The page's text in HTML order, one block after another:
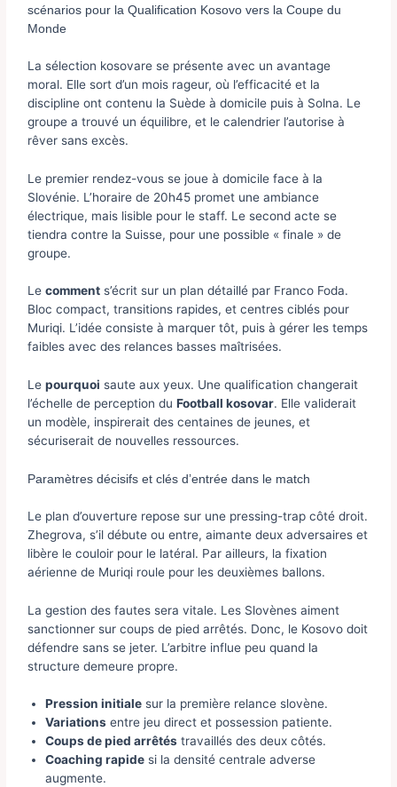
scénarios pour la Qualification Kosovo vers la Coupe du
Monde
La sélection kosovare se présente avec un avantage
moral. Elle sort d’un mois rageur, où l’efficacité et la
discipline ont contenu la Suède à domicile puis à Solna. Le
groupe a trouvé un équilibre, et le calendrier l’autorise à
rêver sans excès.
Le premier rendez-vous se joue à domicile face à la
Slovénie. L’horaire de 20h45 promet une ambiance
électrique, mais lisible pour le staff. Le second acte se
tiendra contre la Suisse, pour une possible « finale » de
groupe.
Lecomment s’écrit sur un plan détaillé par Franco Foda.
Bloc compact, transitions rapides, et centres ciblés pour
Muriqi. L’idée consiste à marquer tôt, puis à gérer les temps
faibles avec des relances basses maîtrisées.
Lepourquoi saute aux yeux. Une qualification changerait
l’échelle de perception duFootball kosovar. Elle validerait
un modèle, inspirerait des centaines de jeunes, et
sécuriserait de nouvelles ressources.
Paramètres décisifs et clés d’entrée dans le match
Le plan d’ouverture repose sur une pressing-trap côté droit.
Zhegrova, s’il débute ou entre, aimante deux adversaires et
libère le couloir pour le latéral. Par ailleurs, la fixation
aérienne de Muriqi roule pour les deuxièmes ballons.
La gestion des fautes sera vitale. Les Slovènes aiment
sanctionner sur coups de pied arrêtés. Donc, le Kosovo doit
défendre sans se jeter. L’arbitre influe peu quand la
structure demeure propre.
Pression initiale sur la première relance slovène.
Variations entre jeu direct et possession patiente.
Coups de pied arrêtés travaillés des deux côtés.
Coaching rapide si la densité centrale adverse
augmente.